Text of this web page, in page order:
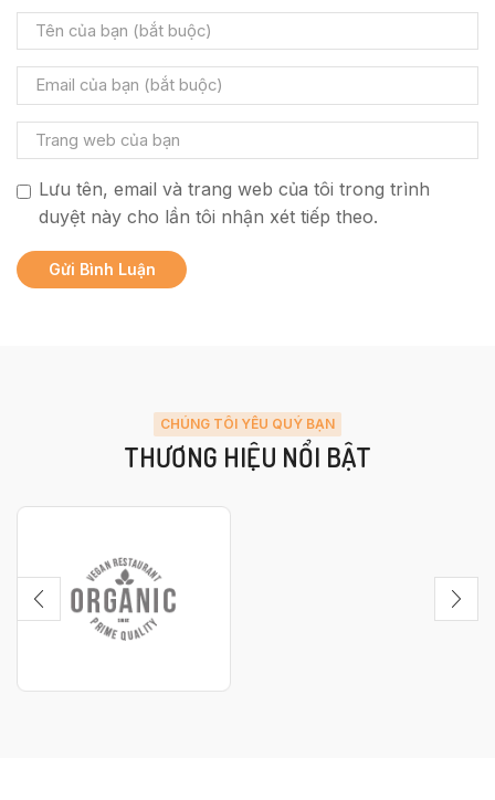
Lưu tên, email và trang web của tôi trong trình
duyệt này cho lần tôi nhận xét tiếp theo.
CHÚNG TÔI YÊU QUÝ BẠN
THƯƠNG HIỆU NỔI BẬT